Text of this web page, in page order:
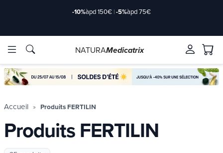
Marques
-10%àpd 150€ |-5%àpd 75€
Marques
NATURAMedicatrix
Accueil Produits FERTILIN
Produits FERTILIN